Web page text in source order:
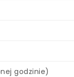
godzinie)